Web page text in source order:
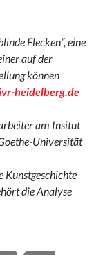
Flecken“, eine
auf der
können
heidelberg.de
am Insitut
Universität
Kunstgeschichte
die Analyse